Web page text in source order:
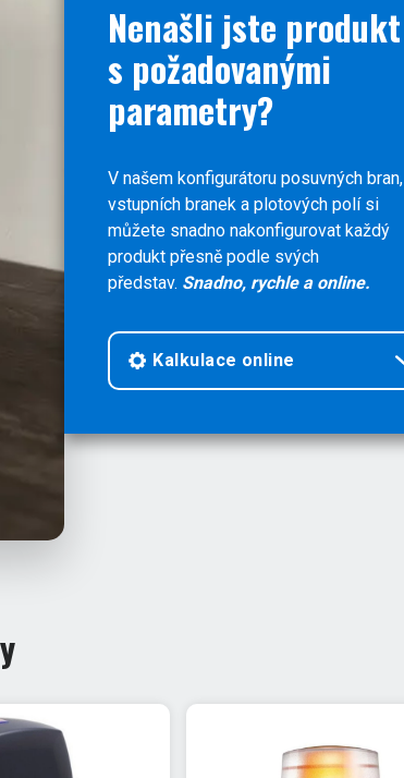
Nenašli jste produkt
s požadovanými
parametry?
V našem konfigurátoru posuvných bran,
vstupních branek a plotových polí si
můžete snadno nakonfigurovat každý
produkt přesně podle svých
představ. Snadno, rychle a online.
Kalkulace online